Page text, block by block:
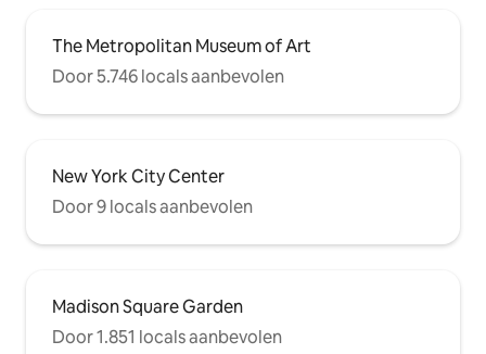
The Metropolitan Museum of Art
Door 5.746 locals aanbevolen
New York City Center
Door 9 locals aanbevolen
Madison Square Garden
Door 1.851 locals aanbevolen